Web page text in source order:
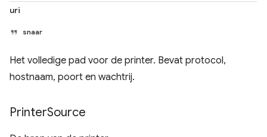
uri
snaar
Het volledige pad voor de printer. Bevat protocol,
hostnaam, poort en wachtrij.
PrinterSource